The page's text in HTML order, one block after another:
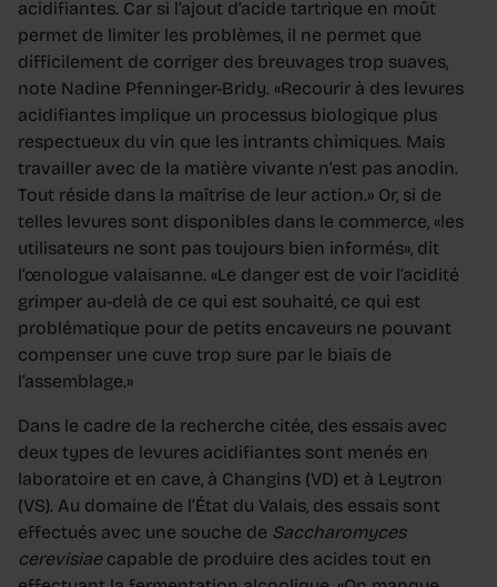
acidifiantes. Car si l’ajout d’acide tartrique en moût
permet de limiter les problèmes, il ne permet que
difficilement de corriger des breuvages trop suaves,
note Nadine Pfenninger-Bridy. «Recourir à des levures
acidifiantes implique un processus biologique plus
respectueux du vin que les intrants chimiques. Mais
travailler avec de la matière vivante n’est pas anodin.
Tout réside dans la maîtrise de leur action.» Or, si de
telles levures sont disponibles dans le commerce, «les
utilisateurs ne sont pas toujours bien informés», dit
l’œnologue valaisanne. «Le danger est de voir l’acidité
grimper au-delà de ce qui est souhaité, ce qui est
problématique pour de petits encaveurs ne pouvant
compenser une cuve trop sure par le biais de
l’assemblage.»
Dans le cadre de la recherche citée, des essais avec
deux types de levures acidifiantes sont menés en
laboratoire et en cave, à Changins (VD) et à Leytron
(VS). Au domaine de l’État du Valais, des essais sont
effectués avec une souche de Saccharomyces
cerevisiaecapable de produire des acides tout en